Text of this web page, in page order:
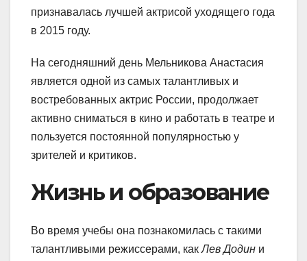
признавалась лучшей актрисой уходящего года
в 2015 году.
На сегодняшний день Мельникова Анастасия
является одной из самых талантливых и
востребованных актрис России, продолжает
активно сниматься в кино и работать в театре и
пользуется постоянной популярностью у
зрителей и критиков.
Жизнь и образование
Во время учебы она познакомилась с такими
талантливыми режиссерами, какЛев Додин и